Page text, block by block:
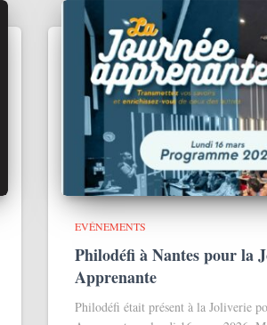
EVÉNEMENTS
Philodéfi à Nantes pour la
Apprenante
Philodéfi était présent à la Joliverie